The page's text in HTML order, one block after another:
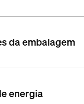
da embalagem
energia